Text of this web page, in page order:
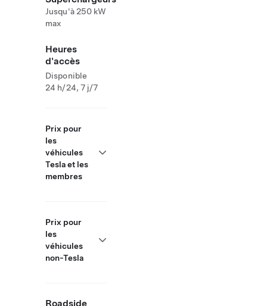
Jusqu'à 250 kW
max
Heures
d'accès
Disponible
24 h/24, 7 j/7
Prix pour
les
véhicules
Tesla et les
membres
Prix pour
les
véhicules
non-Tesla
Roadside